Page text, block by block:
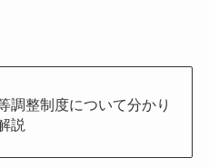
調整制度について分かり
説